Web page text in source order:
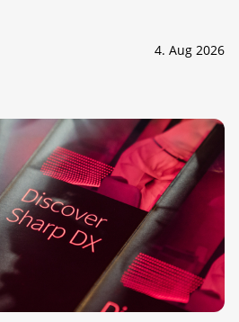
4. Aug 2026